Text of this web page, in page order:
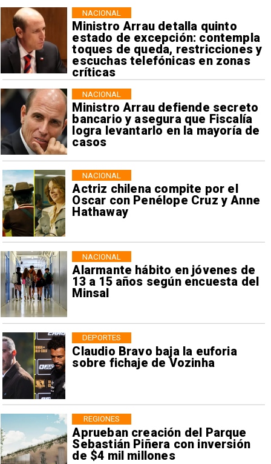
Ministro Arrau detalla quinto
estado de excepción: contempla
toques de queda, restricciones y
escuchas telefónicas en zonas
críticas
NACIONAL
Ministro Arrau defiende secreto
bancario y asegura que Fiscalía
logra levantarlo en la mayoría de
casos
NACIONAL
Actriz chilena compite por el
Oscar con Penélope Cruz y Anne
Hathaway
NACIONAL
Alarmante hábito en jóvenes de
13 a 15 años según encuesta del
Minsal
NACIONAL
Claudio Bravo baja la euforia
sobre fichaje de Vozinha
DEPORTES
Aprueban creación del Parque
Sebastián Piñera con inversión
de $4 mil millones
REGIONES